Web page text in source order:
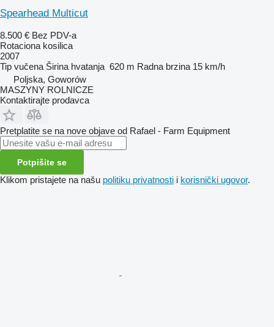
Spearhead Multicut
8.500 € Bez PDV-a
Rotaciona kosilica
2007
Tip vučena Širina hvatanja 620 m Radna brzina 15 km/h
Poljska, Goworów
MASZYNY ROLNICZE
Kontaktirajte prodavca
Pretplatite se na nove objave od Rafael - Farm Equipment
Potpišite se
Klikom pristajete na našu politiku privatnosti i korisnički ugovor.